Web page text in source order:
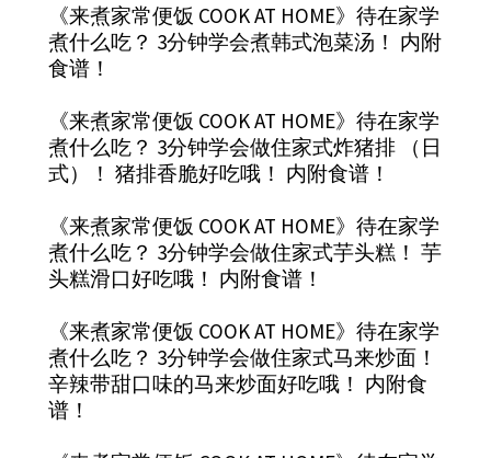
《来煮家常便饭 COOK AT HOME》待在家学
煮什么吃？ 3分钟学会煮韩式泡菜汤！ 内附
食谱！
《来煮家常便饭 COOK AT HOME》待在家学
煮什么吃？ 3分钟学会做住家式炸猪排 （日
式）！ 猪排香脆好吃哦！ 内附食谱！
《来煮家常便饭 COOK AT HOME》待在家学
煮什么吃？ 3分钟学会做住家式芋头糕！ 芋
头糕滑口好吃哦！ 内附食谱！
《来煮家常便饭 COOK AT HOME》待在家学
煮什么吃？ 3分钟学会做住家式马来炒面！
辛辣带甜口味的马来炒面好吃哦！ 内附食
谱！